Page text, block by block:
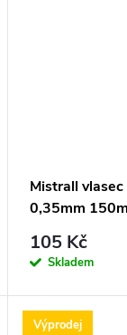
Mistrall
0,35mm 150m
105 Kč
Skladem
Výprodej